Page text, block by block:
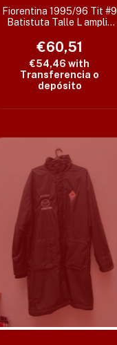
Fiorentina 1995/96 Tit #9
Batistuta Talle L amplio
varios
€60,51
€54,46with
Transferencia o
depósito